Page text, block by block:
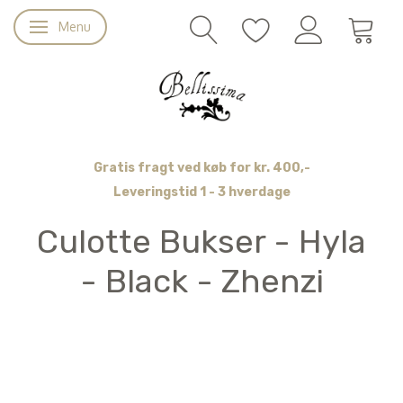
Skifte navigation
Menu
Gratis fragt ved køb for kr. 400,-
Leveringstid 1 - 3 hverdage
Culotte Bukser - Hyla
- Black - Zhenzi